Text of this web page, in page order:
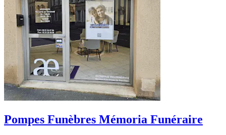
Pompes Funèbres Mémoria Funéraire